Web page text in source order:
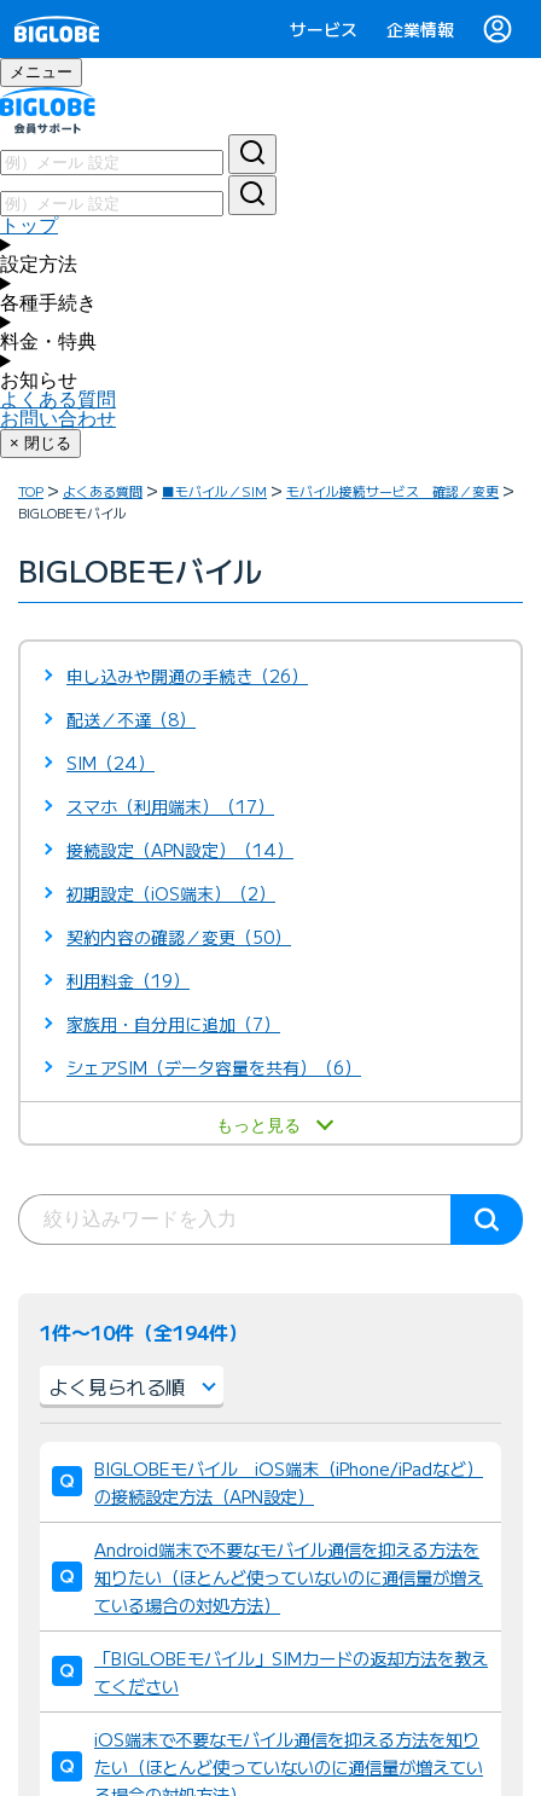
サービス 企業情報
メニュー
トップ
設定方法
各種手続き
料金・特典
お知らせ
よくある質問
お問い合わせ
× 閉じる
TOP よくある質問 ■モバイル／SIM
モバイル接続サービス 確認／変更
BIGLOBEモバイル
BIGLOBEモバイル
申し込みや開通の手続き（26）
配送／不達（8）
SIM（24）
スマホ（利用端末）（17）
接続設定（APN設定）（14）
初期設定（iOS端末）（2）
契約内容の確認／変更（50）
利用料金（19）
家族用・自分用に追加（7）
シェアSIM（データ容量を共有）（6）
もっと見る
1件〜10件（全194件）
び
替
：
BIGLOBEモバイル iOS端末（iPhone/iPadなど）
の接続設定方法（APN設定）
Android端末で不要なモバイル通信を抑える方法を
知りたい（ほとんど使っていないのに通信量が増え
ている場合の対処方法）
「BIGLOBEモバイル」SIMカードの返却方法を教え
てください
iOS端末で不要なモバイル通信を抑える方法を知り
たい（ほとんど使っていないのに通信量が増えてい